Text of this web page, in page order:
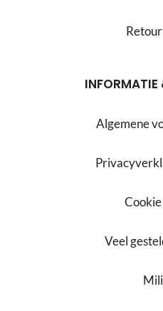
Algemene
Veel